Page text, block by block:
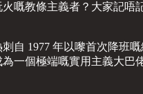
嘅教條主義者？大家記
自 1977 年以嚟首次降班
一個極端嘅實用主義大巴